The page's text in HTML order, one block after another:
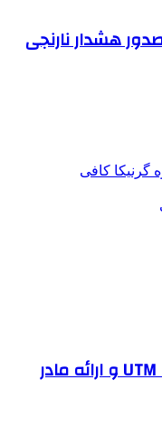
هشدار نارنجی
گرنیکا کافی
جزئیات ثبت ادعا، تهیه نقشه UTM و ارائه مادر